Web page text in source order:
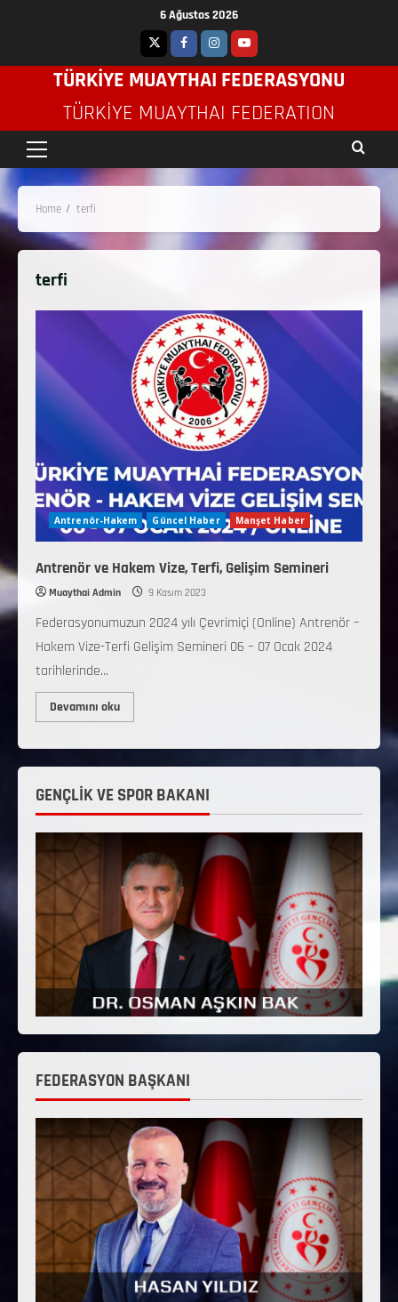
6 Ağustos 2026
TÜRKİYE MUAYTHAI FEDERASYONU
TÜRKIYE MUAYTHAI FEDERATION
Home terfi
terfi
Antrenör-Hakem Güncel Haber Manşet Haber
Antrenör ve Hakem Vize, Terfi, Gelişim Semineri
Muaythai Admin 9 Kasım 2023
Federasyonumuzun 2024 yılı Çevrimiçi (Online) Antrenör –
Hakem Vize-Terfi Gelişim Semineri 06 – 07 Ocak 2024
tarihlerinde...
Devamını oku
GENÇLİK VE SPOR BAKANI
FEDERASYON BAŞKANI